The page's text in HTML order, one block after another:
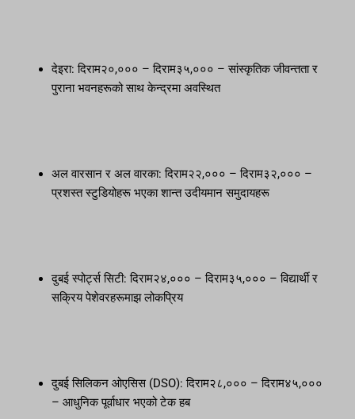
देइरा: दिराम२०,००० – दिराम३५,००० – सांस्कृतिक जीवन्तता र
पुराना भवनहरूको साथ केन्द्रमा अवस्थित
अल वारसान र अल वारका: दिराम२२,००० – दिराम३२,००० –
प्रशस्त स्टुडियोहरू भएका शान्त उदीयमान समुदायहरू
दुबई स्पोर्ट्स सिटी: दिराम२४,००० – दिराम३५,००० – विद्यार्थी र
सक्रिय पेशेवरहरूमाझ लोकप्रिय
दुबई सिलिकन ओएसिस (DSO): दिराम२८,००० – दिराम४५,०००
– आधुनिक पूर्वाधार भएको टेक हब